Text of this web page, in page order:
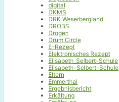
digital
DKMS
DRK Weserbergland
DROBS
Drogen
Drum Circle
E-Rezept
Elektronisches Rezept
Elisabeth_Selbert-Schule
Elisabeth-Selbert-Schule
Eltern
Emmerthal
Ergebnisbericht
Erkältung